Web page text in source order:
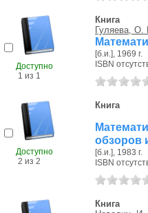
Доступно
1 из 1
Книга
Гуляева, О.
[б.и.], 1969 г.
ISBN
Доступно
2 из 2
Книга
обзоров
[б.и.], 1983 г.
ISBN
Книга